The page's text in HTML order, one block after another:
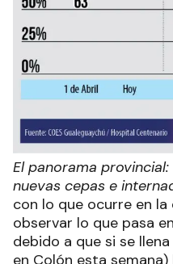
El panorama
nuevas cepas e
con lo que ocurre en
observar lo que pasa
debido a que si se